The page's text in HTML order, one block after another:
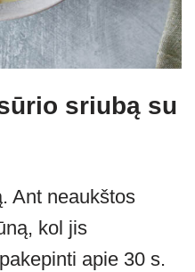
sriubą su
Ant neaukštos
kol jis
apie 30 s.